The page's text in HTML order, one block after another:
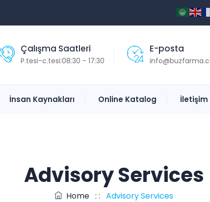
Çalışma Saatleri
P.tesi-c.tesi:08:30 - 17:30
E-posta
İnsan Kaynakları Online Katalog İletişim
Advisory Services
Home : : Advisory Services